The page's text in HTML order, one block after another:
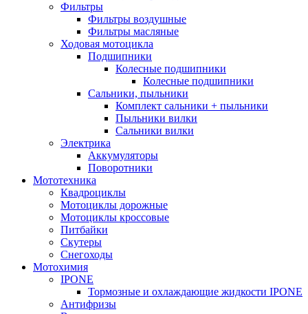
Фильтры
Фильтры воздушные
Фильтры масляные
Ходовая мотоцикла
Подшипники
Колесные подшипники
Колесные подшипники
Сальники, пыльники
Комплект сальники + пыльники
Пыльники вилки
Сальники вилки
Электрика
Аккумуляторы
Поворотники
Мототехника
Квадроциклы
Мотоциклы дорожные
Мотоциклы кроссовые
Питбайки
Скутеры
Снегоходы
Мотохимия
IPONE
Тормозные и охлаждающие жидкости IPONE
Антифризы